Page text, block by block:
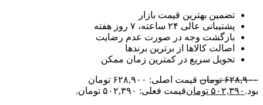
تضمین بهترین قیمت بازار
پشتیبانی عالی ۲۴ ساعته، ۷ روز هفته
بازگشت وجه در صورت عدم رضایت
اصالت کالاها از برترین برندها
تحویل سریع در کمترین زمان ممکن
۶۲۸,۹۰۰ تومان
قیمت اصلی: ۶۲۸,۹۰۰ تومان
بود. ۵۰۲,۳۹۰ تومانقیمت فعلی: ۵۰۲,۳۹۰ تومان.